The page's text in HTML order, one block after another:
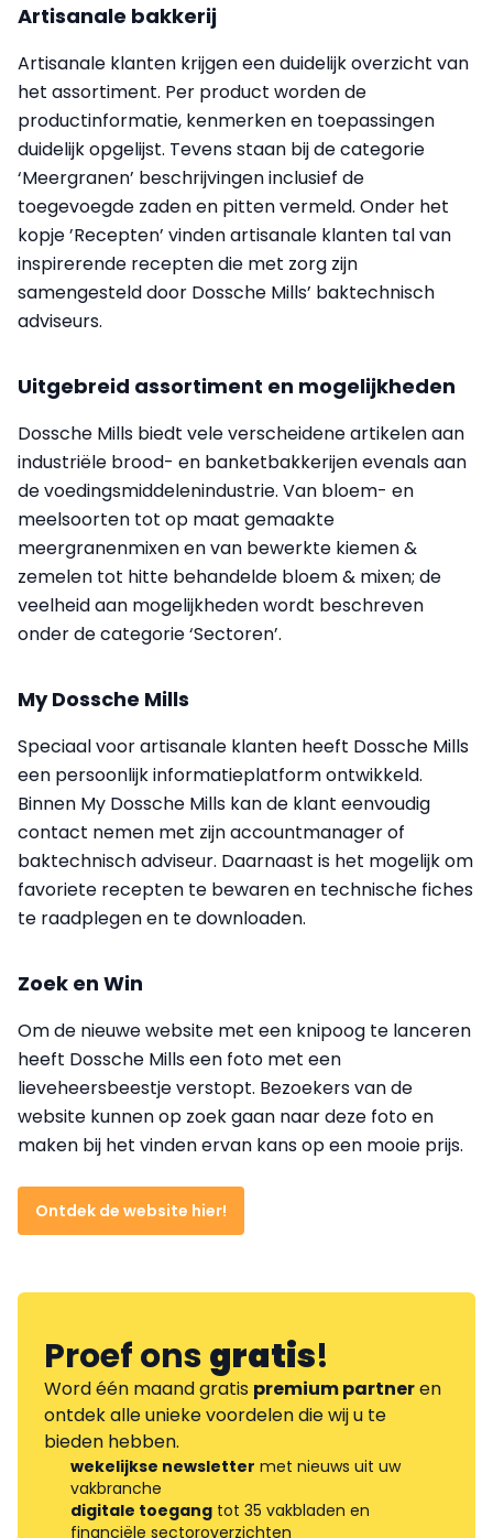
Artisanale bakkerij
Artisanale klanten krijgen een duidelijk overzicht van
het assortiment. Per product worden de
productinformatie, kenmerken en toepassingen
duidelijk opgelijst. Tevens staan bij de categorie
‘Meergranen’ beschrijvingen inclusief de
toegevoegde zaden en pitten vermeld. Onder het
kopje ’Recepten’ vinden artisanale klanten tal van
inspirerende recepten die met zorg zijn
samengesteld door Dossche Mills’ baktechnisch
adviseurs.
Uitgebreid assortiment en mogelijkheden
Dossche Mills biedt vele verscheidene artikelen aan
industriële brood- en banketbakkerijen evenals aan
de voedingsmiddelenindustrie. Van bloem- en
meelsoorten tot op maat gemaakte
meergranenmixen en van bewerkte kiemen &
zemelen tot hitte behandelde bloem & mixen; de
veelheid aan mogelijkheden wordt beschreven
onder de categorie ‘Sectoren’.
My Dossche Mills
Speciaal voor artisanale klanten heeft Dossche Mills
een persoonlijk informatieplatform ontwikkeld.
Binnen My Dossche Mills kan de klant eenvoudig
contact nemen met zijn accountmanager of
baktechnisch adviseur. Daarnaast is het mogelijk om
favoriete recepten te bewaren en technische fiches
te raadplegen en te downloaden.
Zoek en Win
Om de nieuwe website met een knipoog te lanceren
heeft Dossche Mills een foto met een
lieveheersbeestje verstopt. Bezoekers van de
website kunnen op zoek gaan naar deze foto en
maken bij het vinden ervan kans op een mooie prijs.
Ontdek de website hier!
Proef onsgratis!
Word één maand gratis premium partneren
ontdek alle unieke voordelen die wij u te
bieden hebben.
wekelijkse newsletter met nieuws uit uw
vakbranche
digitale toegang tot 35 vakbladen en
financiële sectoroverzichten